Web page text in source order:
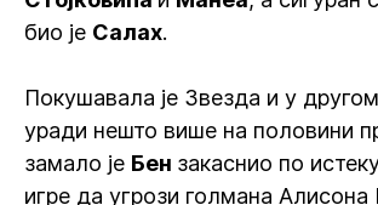
био је Салах.
Покушавала је Звезда и у
уради нешто више на половини
замало је Бен закаснио по
игре да угрози голмана Алисона